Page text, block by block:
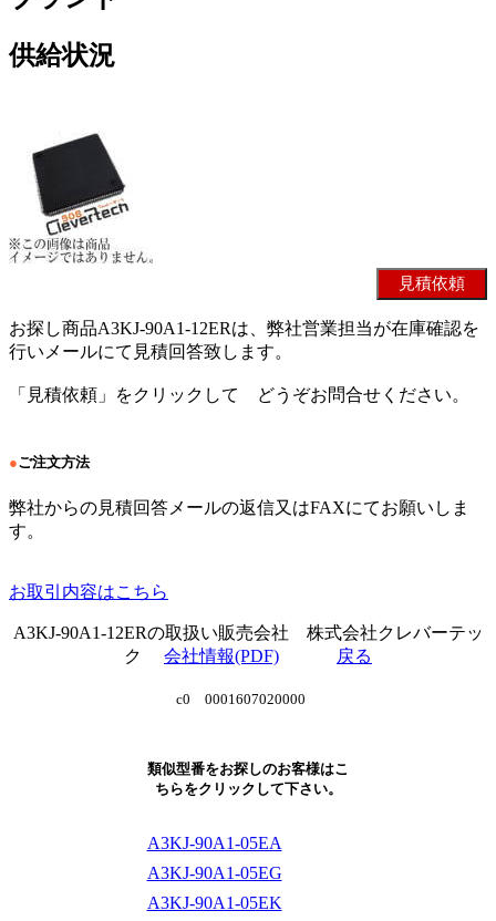
供給状況
お探し商品A3KJ-90A1-12ERは、弊社営業担当が在庫確認を
行いメールにて見積回答致します。
「見積依頼」をクリックして どうぞお問合せください。
●ご注文方法
弊社からの見積回答メールの返信又はFAXにてお願いしま
す。
お取引内容はこちら
A3KJ-90A1-12ERの取扱い販売会社 株式会社クレバーテッ
ク 会社情報(PDF) 戻る
c0 0001607020000
類似型番をお探しのお客様はこ
ちらをクリックして下さい。
A3KJ-90A1-05EA
A3KJ-90A1-05EG
A3KJ-90A1-05EK